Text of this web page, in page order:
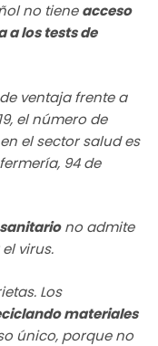
no tieneacceso
a los tests de
ventaja frente a
el número de
el sector salud es
94 de
no admite
virus.
Los
materiales
único, porque no